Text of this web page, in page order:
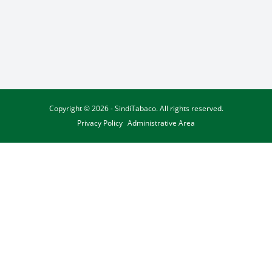
Copyright © 2026 - SindiTabaco. All rights reserved.
Privacy Policy Administrative Area